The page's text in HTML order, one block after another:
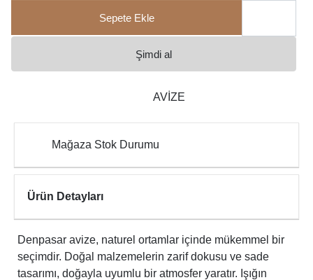
Sepete Ekle
Şimdi al
AVİZE
Mağaza Stok Durumu
Ürün Detayları
Denpasar avize, naturel ortamlar içinde mükemmel bir
seçimdir. Doğal malzemelerin zarif dokusu ve sade
tasarımı, doğayla uyumlu bir atmosfer yaratır. Işığın